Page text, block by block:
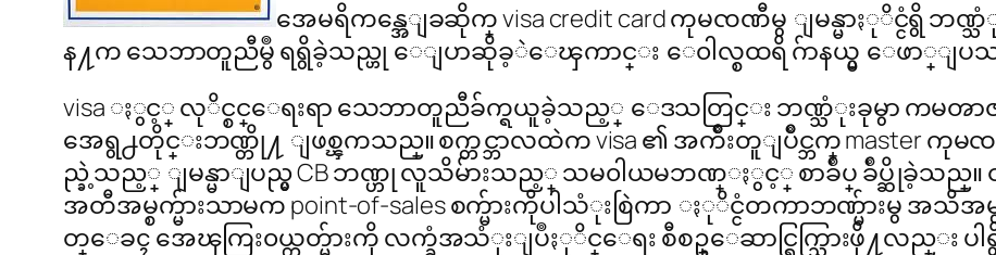
အေမရိကန္အေျခဆိုက္ visa credit card ကုမၸဏီမွ ျမန္မာႏုိင္ငံရွိ ဘ
န႔က သေဘာတူညီမွဳ ရရွိခဲ့သည္ဟု ေျပာဆိုခ့ဲေၾကာင္း ေ၀ါလ္စထရိ ဂ်ာနယ္မွ ေဖာ္ျပ
visa ႏွင့္ လုိင္စင္ေရးရာ သေဘာတူညီခ်က္ရယူခဲ့သည့္ ေဒသတြင္း ဘဏ္သံုးခုမွာ ကမၻ
အေရွ႕တိုင္းဘဏ္တို႔ ျဖစ္ၾကသည္။ စက္တင္ဘာလထဲက visa ၏ အက်ိဳးတူျပိဳင္ဘက္ master ကု
ည္ခဲ့သည့္ ျမန္မာျပည္မွ CB ဘဏ္ဟု လူသိမ်ားသည့္ သမ၀ါယမဘဏ္ႏွင့္ စာခ်ဳပ္ ခ်ဳပ္ဆိုခဲ့သည္။ ထိုစ
အတီအမ္စက္မ်ားသာမက point-of-sales စက္မ်ားကိုပါသံုးစြဲကာ ႏုိင္ငံတကာဘဏ္မ်ားမွ အ
တ္ေခၚ အေၾကြး၀ယ္ကတ္မ်ားကို လက္ခံအသံုးျပဳႏုိင္ေရး စီစဥ္ေဆာင္ရြက္သြားဖို႔လည္း ပ